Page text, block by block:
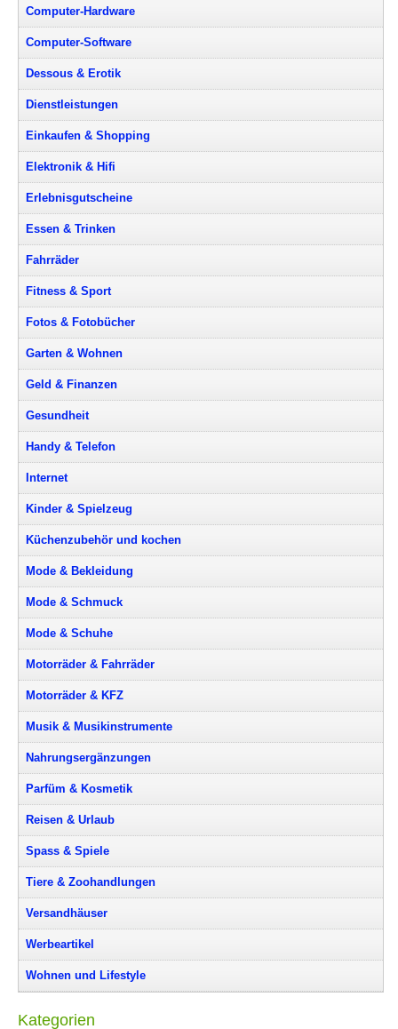
Computer-Hardware
Computer-Software
Dessous & Erotik
Dienstleistungen
Einkaufen & Shopping
Elektronik & Hifi
Erlebnisgutscheine
Essen & Trinken
Fahrräder
Fitness & Sport
Fotos & Fotobücher
Garten & Wohnen
Geld & Finanzen
Gesundheit
Handy & Telefon
Internet
Kinder & Spielzeug
Küchenzubehör und kochen
Mode & Bekleidung
Mode & Schmuck
Mode & Schuhe
Motorräder & Fahrräder
Motorräder & KFZ
Musik & Musikinstrumente
Nahrungsergänzungen
Parfüm & Kosmetik
Reisen & Urlaub
Spass & Spiele
Tiere & Zoohandlungen
Versandhäuser
Werbeartikel
Wohnen und Lifestyle
Kategorien